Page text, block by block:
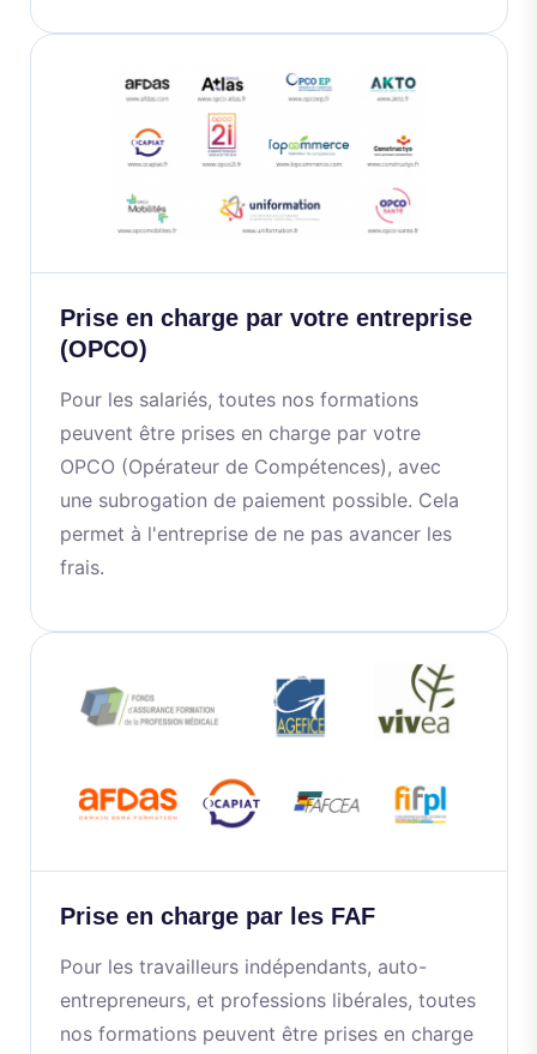
Prise en charge par votre entreprise
(OPCO)
Pour les salariés, toutes nos formations
peuvent être prises en charge par votre
OPCO (Opérateur de Compétences), avec
une subrogation de paiement possible. Cela
permet à l'entreprise de ne pas avancer les
frais.
Prise en charge par les FAF
Pour les travailleurs indépendants, auto-
entrepreneurs, et professions libérales, toutes
nos formations peuvent être prises en charge